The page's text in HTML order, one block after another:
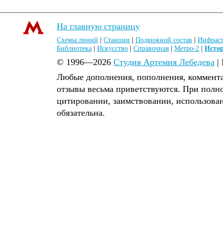
На главную страницу
Схемы линий Станции Подвижной состав
Библиотека
Искусство Справочная Метро-2
© 1996—2026 Студия Артемия Лебедева |
Любые дополнения, пополнения,
отзывы весьма приветствуются. При
цитировании, заимствовании,
обязательна.